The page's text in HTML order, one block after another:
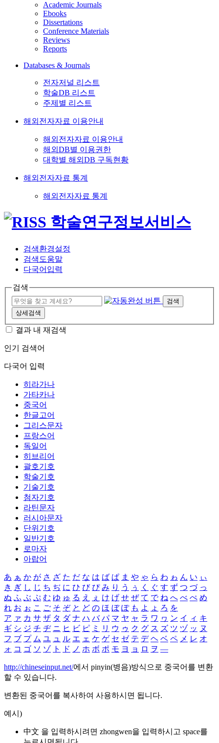
Academic Journals
Ebooks
Dissertations
Conference Materials
Reviews
Reports
Databases & Journals
전자저널 리스트
학술DB 리스트
주제별 리스트
해외전자자료 이용안내
해외전자자료 이용안내
해외DB별 이용권한
대학별 해외DB 구독현황
해외전자자료 통계
해외전자자료 통계
검색환경설정
검색도움말
다국어입력
검색
검색
상세검색
결과 내 재검색
인기 검색어
다국어 입력
히라가나
가타카나
중국어
한글고어
그리스문자
프랑스어
독일어
히브리어
괄호기호
학술기호
기술기호
첨자기호
라틴문자
러시아문자
단위기호
일반기호
로마자
아랍어
あ ぁ か が さ ざ た だ な は ば ぱ ま や ゃ ら わ ゎ ん い ぃ
き ぎ し じ ち ぢ に ひ び ぴ み り う ぅ く ぐ す ず つ づ っ
ぬ ふ ぶ ぷ む ゆ ゅ る え ぇ け げ せ ぜ て で ね へ べ ぺ め
れ お ぉ こ ご そ ぞ と ど の ほ ぼ ぽ も よ ょ ろ を
ア ァ カ サ ザ タ ダ ナ ハ バ パ マ ヤ ャ ラ ワ ヮ ン イ ィ キ
ギ シ ジ チ ヂ ニ ヒ ビ ピ ミ リ ウ ゥ ク グ ス ズ ツ ヅ ッ ヌ
フ ブ プ ム ユ ュ ル エ ェ ケ ゲ セ ゼ テ デ ヘ ベ ペ メ レ オ
ォ コ ゴ ソ ゾ ト ド ノ ホ ボ ポ モ ヨ ョ ロ ヲ ―
http://chineseinput.net/에서 pinyin(병음)방식으로 중국어를 변환
할 수 있습니다.
변환된 중국어를 복사하여 사용하시면 됩니다.
예시)
中文 을 입력하시려면 zhongwen을 입력하시고 space를